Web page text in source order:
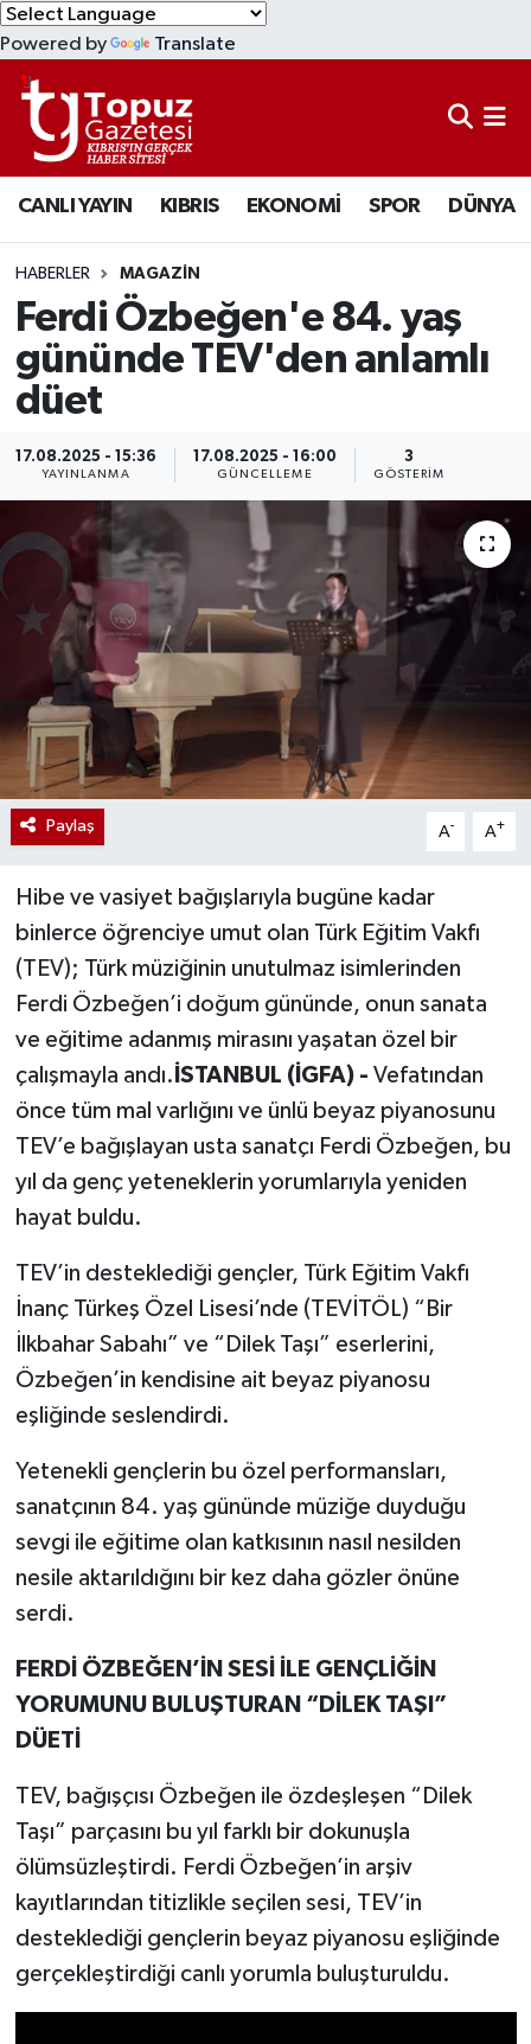
Powered by Translate
CANLI YAYIN KIBRIS EKONOMİ SPOR DÜNYA
HABERLER MAGAZİN
Ferdi Özbeğen'e 84. yaş
gününde TEV'den anlamlı
düet
17.08.2025 - 15:36
YAYINLANMA
17.08.2025 - 16:00
GÜNCELLEME
3
GÖSTERIM
Paylaş A- A+
Hibe ve vasiyet bağışlarıyla bugüne kadar
binlerce öğrenciye umut olan Türk Eğitim Vakfı
(TEV); Türk müziğinin unutulmaz isimlerinden
Ferdi Özbeğen’i doğum gününde, onun sanata
ve eğitime adanmış mirasını yaşatan özel bir
çalışmayla andı. İSTANBUL (İGFA) - Vefatından
önce tüm mal varlığını ve ünlü beyaz piyanosunu
TEV’e bağışlayan usta sanatçı Ferdi Özbeğen, bu
yıl da genç yeteneklerin yorumlarıyla yeniden
hayat buldu.
TEV’in desteklediği gençler, Türk Eğitim Vakfı
İnanç Türkeş Özel Lisesi’nde (TEVİTÖL) “Bir
İlkbahar Sabahı” ve “Dilek Taşı” eserlerini,
Özbeğen’in kendisine ait beyaz piyanosu
eşliğinde seslendirdi.
Yetenekli gençlerin bu özel performansları,
sanatçının 84. yaş gününde müziğe duyduğu
sevgi ile eğitime olan katkısının nasıl nesilden
nesile aktarıldığını bir kez daha gözler önüne
serdi.
FERDİ ÖZBEĞEN’İN SESİ İLE GENÇLİĞİN
YORUMUNU BULUŞTURAN “DİLEK TAŞI”
DÜETİ
TEV, bağışçısı Özbeğen ile özdeşleşen “Dilek
Taşı” parçasını bu yıl farklı bir dokunuşla
ölümsüzleştirdi. Ferdi Özbeğen’in arşiv
kayıtlarından titizlikle seçilen sesi, TEV’in
desteklediği gençlerin beyaz piyanosu eşliğinde
gerçekleştirdiği canlı yorumla buluşturuldu.
KIBRIS
DÜNYA
EKONOMİ
MAGAZİN
SAĞLIK
SPOR
TEKNOLOJİ
TÜRKİYE
Lefkoşa Nöbetçi Eczaneler
Lefkoşa Hava Durumu
Lefkoşa Trafik Yoğunluk Haritası
Süper Lig Puan Durumu ve Fikstür
Tüm Manşetler
Son Dakika Haberleri
Haber Arşivi